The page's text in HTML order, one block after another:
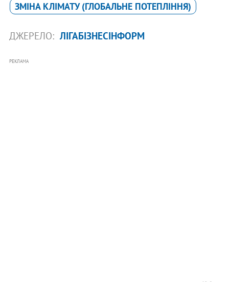
ЗМІНА КЛІМАТУ (ГЛОБАЛЬНЕ ПОТЕПЛІННЯ)
ДЖЕРЕЛО: ЛІГАБІЗНЕСІНФОРМ
РЕКЛАМА